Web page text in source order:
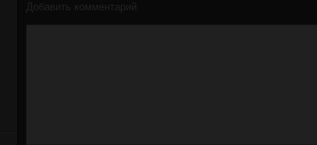
Добавить комментарий